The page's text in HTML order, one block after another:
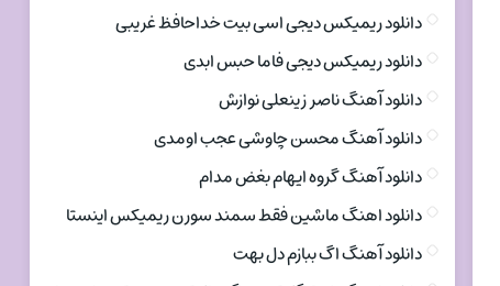
دانلود ریمیکس دیجی اسی بیت خداحافظ غریبی
دانلود ریمیکس دیجی فاما حبس ابدی
دانلود آهنگ ناصر زینعلی نوازش
دانلود آهنگ محسن چاوشی عجب اومدی
دانلود آهنگ گروه ایهام بغض مدام
دانلود اهنگ ماشین فقط سمند سورن ریمیکس اینستا
دانلود آهنگ اگ ببازم دل بهت